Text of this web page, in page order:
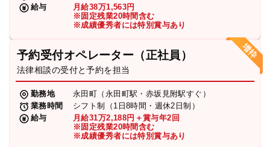
給与
月給38万1,563円
※固定残業20時間含む
※成績優秀者には特別賞与あり
予約受付オペレーター（正社員）
法律相談の受付と予約を担当
勤務地
永田町（永田町駅・赤坂見附駅すぐ）
業務時間
シフト制（1日8時間・週休2日制）
給与
月給31万2,188円＋賞与年2回
※固定残業20時間含む
※成績優秀者には特別賞与あり